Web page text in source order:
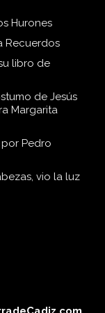
Hurones
Recuerdos
libro de
de Jesús
Margarita
Pedro
vio la luz